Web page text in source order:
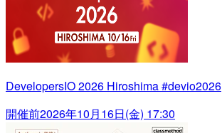
DevelopersIO 2026 Hiroshima #devio2026
開催前2026年10月16日(金) 17:30